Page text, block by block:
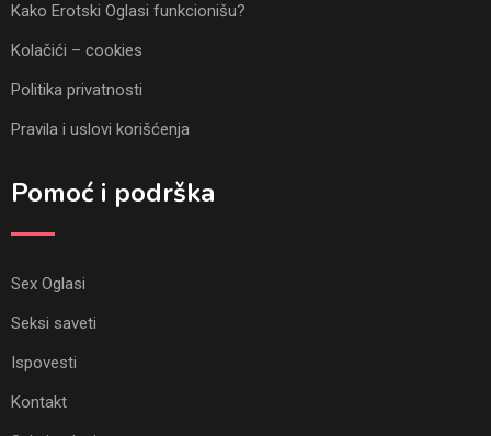
Kako Erotski Oglasi funkcionišu?
Kolačići – cookies
Politika privatnosti
Pravila i uslovi korišćenja
Pomoć i podrška
Sex Oglasi
Seksi saveti
Ispovesti
Kontakt